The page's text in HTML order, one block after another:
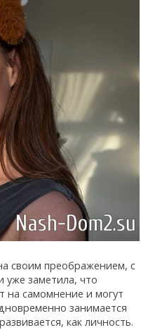
своим преображением, с
уже заметила, что
на самомнение и могут
занимается
как личность.